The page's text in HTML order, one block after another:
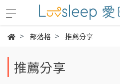
部落格 推薦分享
推薦分享